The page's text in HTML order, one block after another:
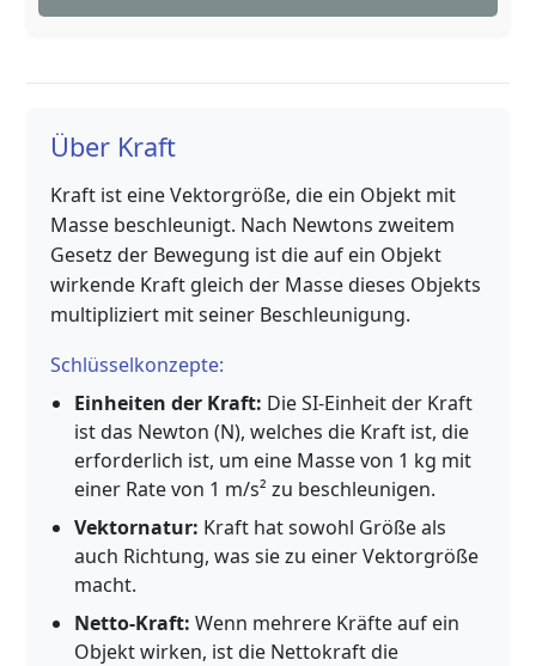
Über Kraft
Kraft ist eine Vektorgröße, die ein Objekt mit
Masse beschleunigt. Nach Newtons zweitem
Gesetz der Bewegung ist die auf ein Objekt
wirkende Kraft gleich der Masse dieses Objekts
multipliziert mit seiner Beschleunigung.
Schlüsselkonzepte:
Einheiten der Kraft: Die SI-Einheit der Kraft
ist das Newton (N), welches die Kraft ist, die
erforderlich ist, um eine Masse von 1 kg mit
einer Rate von 1 m/s² zu beschleunigen.
Vektornatur: Kraft hat sowohl Größe als
auch Richtung, was sie zu einer Vektorgröße
macht.
Netto-Kraft: Wenn mehrere Kräfte auf ein
Objekt wirken, ist die Nettokraft die